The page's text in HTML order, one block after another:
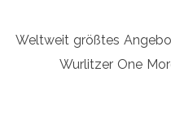
Weltweit größtes
Wurlitzer One